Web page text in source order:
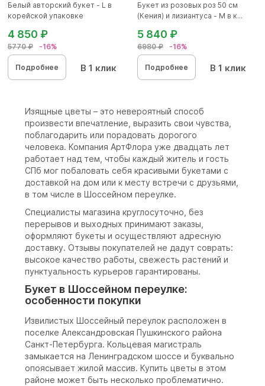
Белый авторский букет - L в
корейской упаковке
5770 ₽ -16%
4 850 ₽
Подробнее В 1 клик
Букет из розовых роз 50 см
(Кения) и лизиантуса - М в к...
6980 ₽ -16%
5 840 ₽
Подробнее В 1 клик
Изящные цветы – это невероятный способ
произвести впечатление, выразить свои чувства,
поблагодарить или порадовать дорогого
человека. Компания АртФлора уже двадцать лет
работает над тем, чтобы каждый житель и гость
СПб мог побаловать себя красивыми букетами с
доставкой на дом или к месту встречи с друзьями,
в том числе в Шоссейном переулке.
Специалисты магазина круглосуточно, без
перерывов и выходных принимают заказы,
оформляют букеты и осуществляют адресную
доставку. Отзывы покупателей не дадут соврать:
высокое качество работы, свежесть растений и
пунктуальность курьеров гарантированы.
Букет в Шоссейном переулке:
особенности покупки
Извилистых Шоссейный переулок расположен в
поселке Александровская Пушкинского района
Санкт-Петербурга. Кольцевая магистраль
замыкается на Ленинградском шоссе и буквально
опоясывает жилой массив. Купить цветы в этом
районе может быть несколько проблематично.